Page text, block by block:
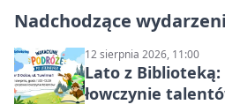
Nadchodzące
12 sierpnia 2026, 11:00
Lato z Biblioteką:
łowczynie